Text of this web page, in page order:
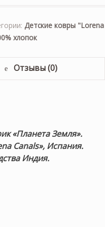
Детские ковры "Lorena
хлопок
Отзывы (0)
«Планета Земля».
Canals», Испания.
Индия.